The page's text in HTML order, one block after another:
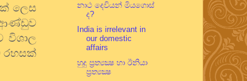
ලෙස
ආණ්ඩුව
විශාල
රහසක්
නාථ දෙවියන් මියගොස්
ද?
India is irrelevant in
our domestic
affairs
හුදු ප්‍රත්‍යක්‍ෂ හා ඊනියා
ප්‍රත්‍යක්‍ෂ